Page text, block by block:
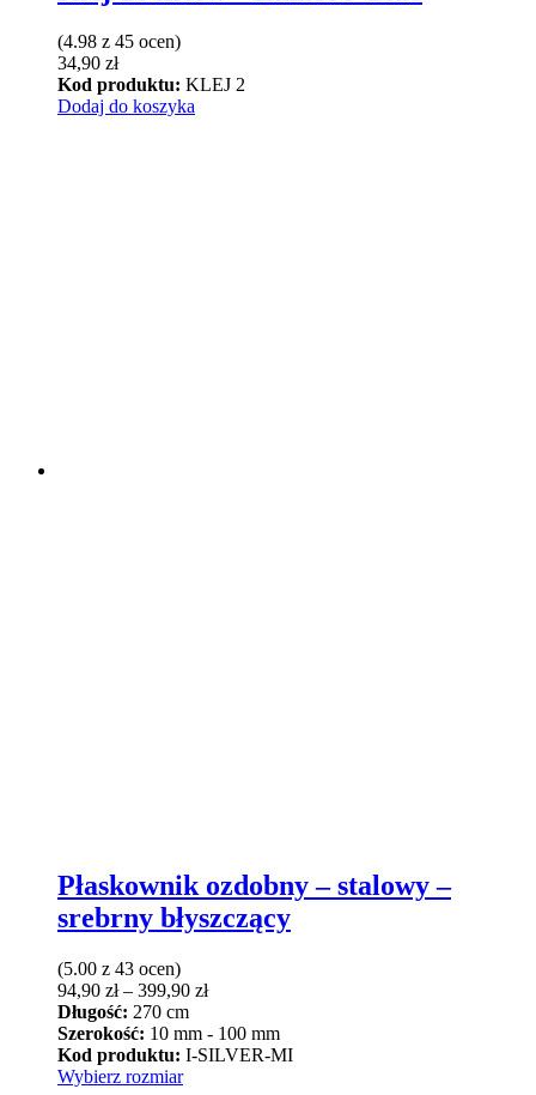
(4.98 z 45 ocen)
34,90 zł
Kod produktu: KLEJ 2
Dodaj do koszyka
Płaskownik ozdobny – stalowy –
srebrny błyszczący
(5.00 z 43 ocen)
94,90 zł – 399,90 złZakres
od
94,90 zł
Długość: 270 cm
Szerokość: 10 mm - 100 mm
Kod produktu: I-SILVER-MI
Wybierz rozmiarTen